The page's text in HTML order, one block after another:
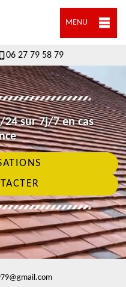
MENU
06 27 79 58 79
sur 7j/7 en cas